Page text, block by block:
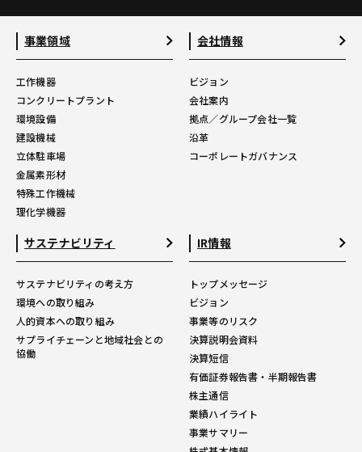
事業領域
工作機器
コンクリートプラント
環境設備
建設機械
立体駐車場
金属素形材
特殊工作機械
理化学機器
会社情報
ビジョン
会社案内
拠点／グループ会社一覧
沿革
コーポレートガバナンス
サステナビリティ
サステナビリティの考え方
環境への取り組み
人的資本への取り組み
サプライチェーンと地域社会との
協働
IR情報
トップメッセージ
ビジョン
事業等のリスク
決算説明会資料
決算短信
有価証券報告書・半期報告書
株主通信
業績ハイライト
事業サマリー